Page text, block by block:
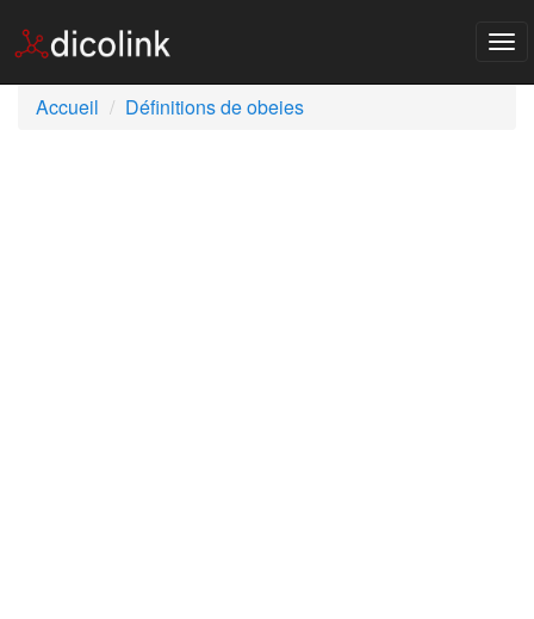
Accueil
Définitions de obeies